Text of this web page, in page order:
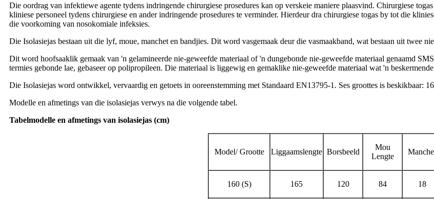
Die oordrag van infektiewe agente tydens indringende chirurgiese prosedures kan op verskeie maniere plaasvind. Chirurgiese
kliniese personeel tydens chirurgiese en ander indringende prosedures te verminder. Hierdeur dra chirurgiese togas by tot die
die voorkoming van nosokomiale infeksies.
Die Isolasiejas bestaan ​​uit die lyf, moue, manchet en bandjies. Dit word vasgemaak deur die vasmaakband, wat bestaan ​​uit twee
Dit word hoofsaaklik gemaak van 'n gelamineerde nie-geweefde materiaal of 'n dungebonde nie-geweefde materiaal genaamd
termies gebonde lae, gebaseer op polipropileen. Die materiaal is liggewig en gemaklike nie-geweefde materiaal wat 'n
Die Isolasiejas word ontwikkel, vervaardig en getoets in ooreenstemming met Standaard EN13795-1. Ses groottes is
Modelle en afmetings van die isolasiejas verwys na die volgende tabel.
Tabelmodelle en afmetings van isolasiejas (cm)
Model/ Grootte Liggaamslengte Borsbeeld
Mou
Lengte
160 (S) 165 120 84 18